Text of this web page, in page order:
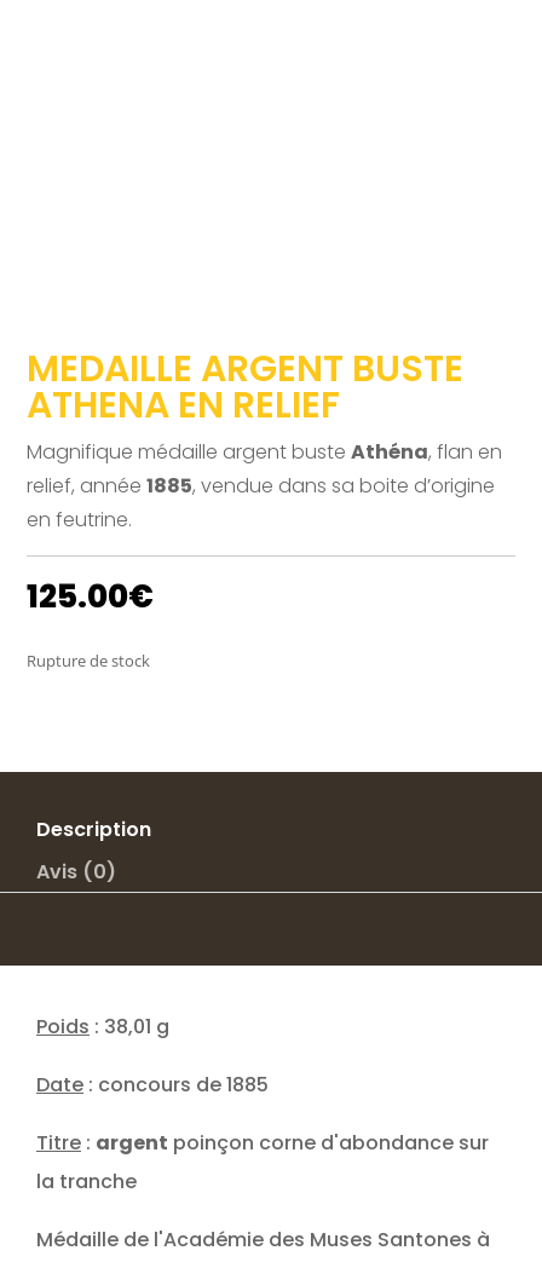
MEDAILLE ARGENT BUSTE
ATHENA EN RELIEF
Magnifique médaille argent busteAthéna, flan en
relief, année1885, vendue dans sa boite d’origine
en feutrine.
125.00€
Rupture de stock
Description
Avis (0)
Poids : 38,01 g
Date : concours de 1885
Titre : argent poinçon corne d'abondance sur
la tranche
Médaille de l'Académie des Muses Santones à